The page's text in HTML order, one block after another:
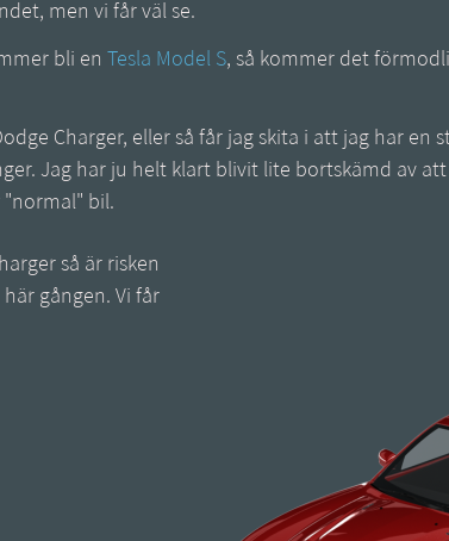
men vi får väl se.
bli en Tesla Model S, så kommer det
Charger, eller så får jag skita i att jag har en
Jag har ju helt klart blivit lite bortskämd av
bil.
så är risken
gången. Vi får